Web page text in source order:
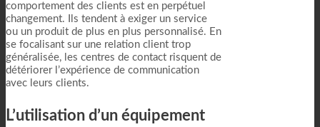
comportement des clients est en perpétuel
changement. Ils tendent à exiger un service
ou un produit de plus en plus personnalisé. En
se focalisant sur une relation client trop
généralisée, les centres de contact risquent de
détériorer l’expérience de communication
avec leurs clients.
L’utilisation d’un équipement